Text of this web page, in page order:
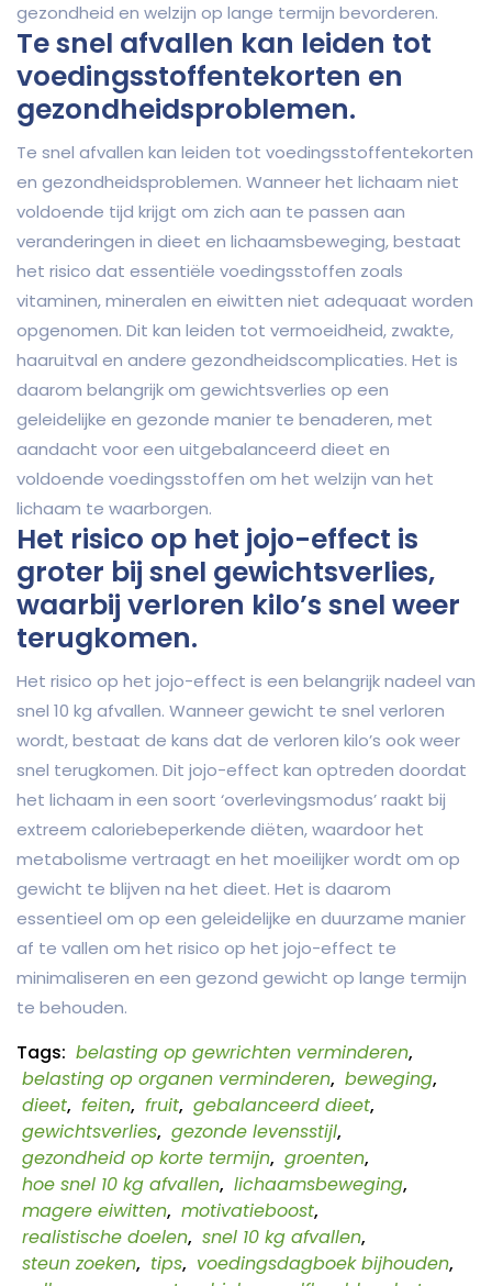
gezondheid en welzijn op lange termijn bevorderen.
Te snel afvallen kan leiden tot
voedingsstoffentekorten en
gezondheidsproblemen.
Te snel afvallen kan leiden tot voedingsstoffentekorten
en gezondheidsproblemen. Wanneer het lichaam niet
voldoende tijd krijgt om zich aan te passen aan
veranderingen in dieet en lichaamsbeweging, bestaat
het risico dat essentiële voedingsstoffen zoals
vitaminen, mineralen en eiwitten niet adequaat worden
opgenomen. Dit kan leiden tot vermoeidheid, zwakte,
haaruitval en andere gezondheidscomplicaties. Het is
daarom belangrijk om gewichtsverlies op een
geleidelijke en gezonde manier te benaderen, met
aandacht voor een uitgebalanceerd dieet en
voldoende voedingsstoffen om het welzijn van het
lichaam te waarborgen.
Het risico op het jojo-effect is
groter bij snel gewichtsverlies,
waarbij verloren kilo’s snel weer
terugkomen.
Het risico op het jojo-effect is een belangrijk nadeel van
snel 10 kg afvallen. Wanneer gewicht te snel verloren
wordt, bestaat de kans dat de verloren kilo’s ook weer
snel terugkomen. Dit jojo-effect kan optreden doordat
het lichaam in een soort ‘overlevingsmodus’ raakt bij
extreem caloriebeperkende diëten, waardoor het
metabolisme vertraagt en het moeilijker wordt om op
gewicht te blijven na het dieet. Het is daarom
essentieel om op een geleidelijke en duurzame manier
af te vallen om het risico op het jojo-effect te
minimaliseren en een gezond gewicht op lange termijn
te behouden.
Tags: belasting op gewrichten verminderen,
belasting op organen verminderen, beweging,
dieet, feiten, fruit, gebalanceerd dieet,
gewichtsverlies, gezonde levensstijl,
gezondheid op korte termijn, groenten,
hoe snel 10 kg afvallen, lichaamsbeweging,
magere eiwitten, motivatieboost,
realistische doelen, snel 10 kg afvallen,
steun zoeken, tips, voedingsdagboek bijhouden,